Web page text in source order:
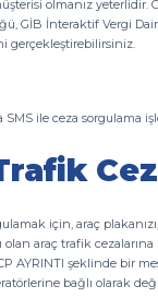
olmanız yeterlidir.
GİB İnteraktif Vergi
gerçekleştirebilirsiniz.
SMS ile ceza sorgulama
için, araç
araç trafik cezalarına
AYRINTI şeklinde bir
bağlı olarak